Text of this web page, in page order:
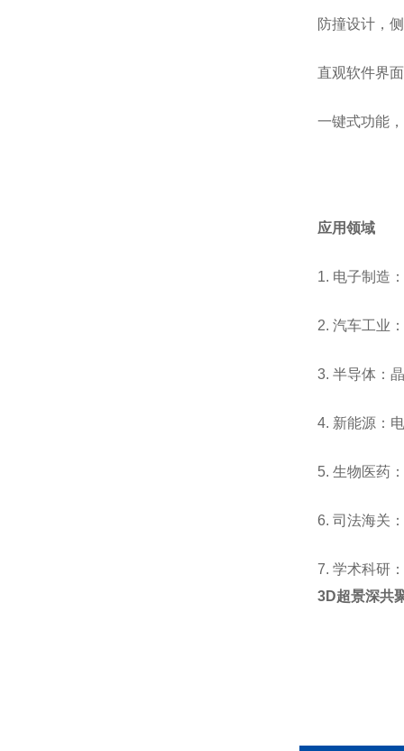
防撞设计，
直观软件界
一键式功能
应用领域
1. 电子制造：
2. 汽车工业
3. 半导体：
4. 新能源：
5. 生物医药
6. 司法海关
7. 学术科研
3D超景深共